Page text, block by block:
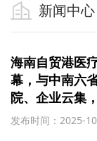
新闻中心
海南自贸港医
幕，与中南六
院、企业云集
发布时间：2025-